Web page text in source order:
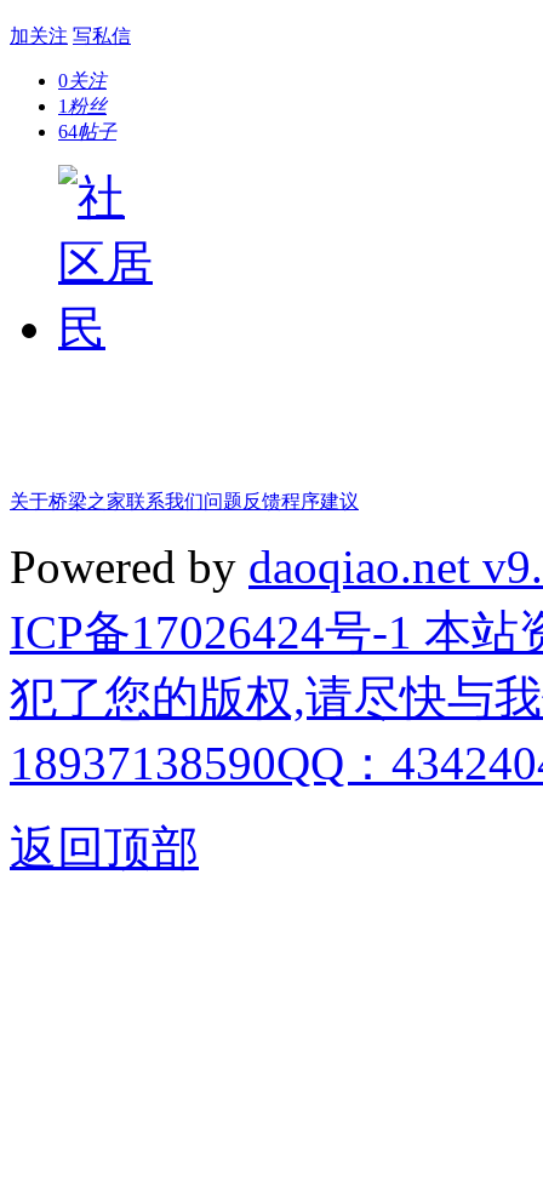
加关注 写私信
0关注
1 粉丝
64帖子
关于桥梁之家联系我们问题反馈程序建议
Powered by daoqiao.net
ICP备17026424号-1 本
犯了您的版权,请尽快与
18937138590QQ：
返回顶部